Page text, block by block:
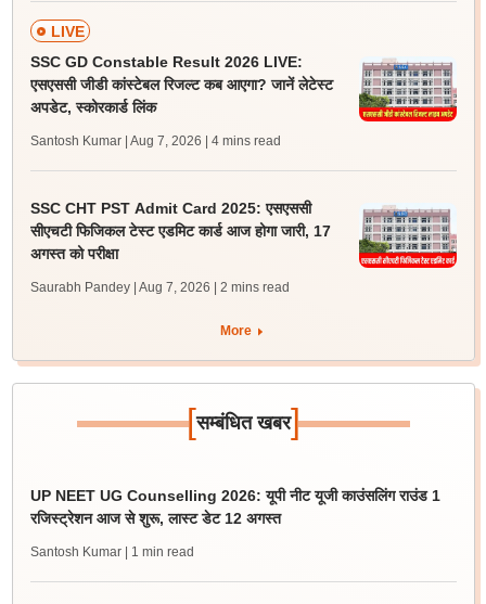
LIVE
SSC GD Constable Result 2026 LIVE:
एसएससी जीडी कांस्टेबल रिजल्ट कब आएगा? जानें लेटेस्ट
अपडेट, स्कोरकार्ड लिंक
Santosh Kumar | Aug 7, 2026 | 4 mins read
SSC CHT PST Admit Card 2025: एसएससी
सीएचटी फिजिकल टेस्ट एडमिट कार्ड आज होगा जारी, 17
अगस्त को परीक्षा
Saurabh Pandey | Aug 7, 2026 | 2 mins read
More
[सम्बंधित खबर]
UP NEET UG Counselling 2026: यूपी नीट यूजी काउंसलिंग राउंड 1
रजिस्ट्रेशन आज से शुरू, लास्ट डेट 12 अगस्त
Santosh Kumar | 1 min read